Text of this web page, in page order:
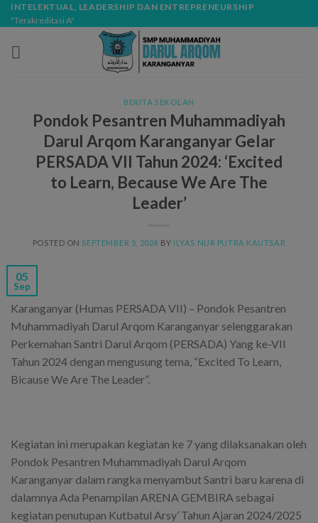
Skip
to
content
INTELEKTUAL, LEADERSHIP DAN ENTREPRENEURSHIP
"Terakreditasi A"
BERITA SEKOLAH
Pondok Pesantren Muhammadiyah
Darul Arqom Karanganyar Gelar
PERSADA VII Tahun 2024: ‘Excited
to Learn, Because We Are The
Leader’
POSTED ON SEPTEMBER 5, 2024 BY ILYAS NUR PUTRA KAUTSAR
05
Sep
Karanganyar (Humas PERSADA VII) – Pondok Pesantren
Muhammadiyah Darul Arqom Karanganyar selenggarakan
Perkemahan Santri Darul Arqom (PERSADA) Yang ke-VII
Tahun 2024 dengan mengusung tema, “Excited To Learn,
Bicause We Are The Leader”.
Kegiatan ini merupakan kegiatan ke 7 yang dilaksanakan oleh
Pondok Pesantren Muhammadiyah Darul Arqom
Karanganyar dalam rangka menyambut Santri baru karena di
dalamnya Ada Penampilan ARENA GEMBIRA sebagai
kegiatan penutupan Kutbatul Arsy’ Tahun Ajaran 2024/2025
modal-check